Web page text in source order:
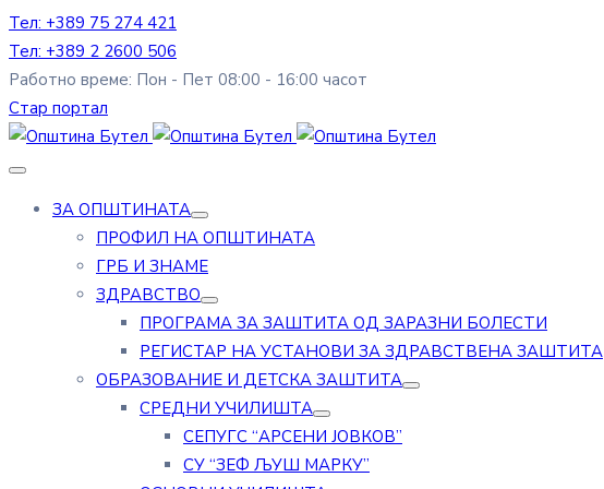
Тел: +389 75 274 421
Тел: +389 2 2600 506
Работно време: Пон - Пет 08:00 - 16:00 часот
Стар портал
ЗА ОПШТИНАТА
ПРОФИЛ НА ОПШТИНАТА
ГРБ И ЗНАМЕ
ЗДРАВСТВО
ПРОГРАМА ЗА ЗАШТИТА ОД ЗАРАЗНИ БОЛЕСТИ
РЕГИСТАР НА УСТАНОВИ ЗА ЗДРАВСТВЕНА ЗАШТИТА
ОБРАЗОВАНИЕ И ДЕТСКА ЗАШТИТА
СРЕДНИ УЧИЛИШТА
СЕПУГС “АРСЕНИ ЈОВКОВ”
СУ “ЗЕФ ЉУШ МАРКУ”